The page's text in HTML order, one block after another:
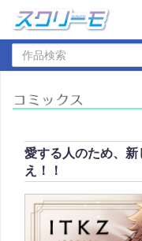
愛する人のため、
え！！